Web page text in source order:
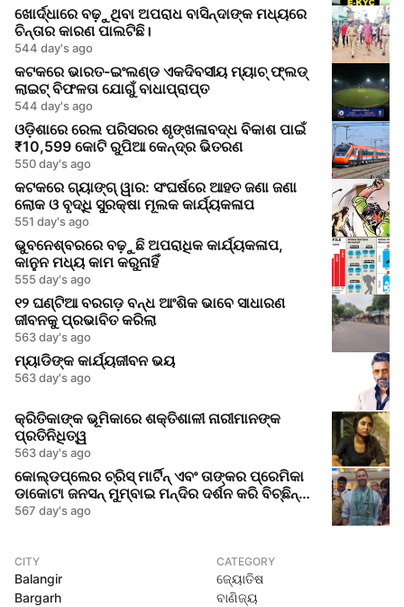
ଖୋର୍ଦ୍ଧାରେ ବଢ଼ୁଥିବା ଅପରାଧ ବାସିନ୍ଦାଙ୍କ ମଧ୍ୟରେ
ଚିନ୍ତାର କାରଣ ପାଲଟିଛି।
544 day's ago
କଟକରେ ଭାରତ-ଇଂଲଣ୍ଡ ଏକଦିବସୀୟ ମ୍ୟାଚ୍ ଫ୍ଲଡ୍
ଲାଇଟ୍ ବିଫଳତା ଯୋଗୁଁ ବାଧାପ୍ରାପ୍ତ
544 day's ago
ଓଡ଼ିଶାରେ ରେଲ ପରିସରର ଶୃଙ୍ଖଳାବଦ୍ଧ ବିକାଶ ପାଇଁ
₹10,599 କୋଟି ରୁପିଆ କେନ୍ଦ୍ର ଭିତରଣ
550 day's ago
କଟକରେ ଗ୍ୟାଙ୍ଗ୍ ୱାର: ସଂଘର୍ଷରେ ଆହତ ଜଣା ଜଣା
ଲୋକ ଓ ବୃଦ୍ଧି ସୁରକ୍ଷା ମୂଲକ କାର୍ଯ୍ୟକଳାପ
551 day's ago
ଭୁବନେଶ୍ବରରେ ବଢ଼ୁଛି ଅପରାଧିକ କାର୍ଯ୍ୟକଳାପ,
କାନୁନ ମଧ୍ୟ କାମ କରୁନାହିଁ
555 day's ago
୧୨ ଘଣ୍ଟିଆ ବରଗଡ଼ ବନ୍ଧ ଆଂଶିକ ଭାବେ ସାଧାରଣ
ଜୀବନକୁ ପ୍ରଭାବିତ କରିଲା
563 day's ago
ମ୍ୟାଡିଙ୍କ କାର୍ଯ୍ୟଜୀବନ ଭୟ
563 day's ago
କ୍ରିତିକାଙ୍କ ଭୂମିକାରେ ଶକ୍ତିଶାଳୀ ନାରୀମାନଙ୍କ
ପ୍ରତିନିଧିତ୍ୱ
563 day's ago
କୋଲ୍ଡପ୍ଲେର ଚ୍ରିସ୍ ମାର୍ଟିନ୍ ଏବଂ ତାଙ୍କର ପ୍ରେମିକା
ଡାକୋଟା ଜନସନ୍ ମୁମ୍ବାଇ ମନ୍ଦିର ଦର୍ଶନ କରି ବିଚ୍ଛିନ୍ନ
ଅଭିଯୋଗକୁ ମିଠା ଦେଲେ
567 day's ago
CITY
Balangir
Bargarh
CATEGORY
ଜ୍ୟୋତିଷ
ବାଣିଜ୍ୟ